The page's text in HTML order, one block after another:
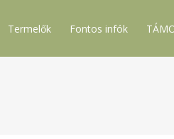
Termelők Fontos infók